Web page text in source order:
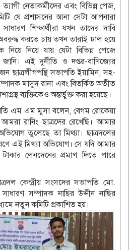
নেতাকর্মীদের এবং বিভিন্ন পেজ,
যে প্রশাসনের আনা সেটা আপনারা
শিক্ষার্থীরা যখন তাদের দাবি
করতে চায় তখন তারাই ঢাল হয়ে
নিয়ে যায় যেটা বিভিন্ন পেজে
এই দুর্নীতি ও দপ্তর-বাণিজ্যের
ছাত্রলীগপন্থি সভাপতি ইয়ামিন, সহ-
মাসুদ রানা এবং বিতর্কিত অতীত
ব্যক্তিকেও অন্তর্ভুক্ত করা হয়েছে।
এম এম মুসা বলেন, বেগম রোকেয়া
আমরা রানিং ছাত্রদের রেখেছি। আমার
তুলেছে তা মিথ্যা। ছাত্রদলের
এই মিথ্যা অভিযোগ। সে যদি আমার
লেনদেনের প্রমাণ দিতে পারে
কেন্দ্রীয় সংসদের সভাপতি মো.
সম্পাদক নাছির উদ্দীন নাছির
নতুন কমিটি প্রকাশিত হয়।